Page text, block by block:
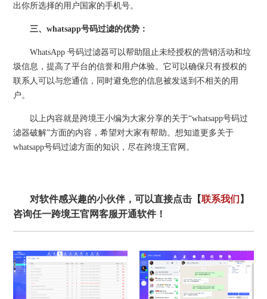
出你所选择的用户国家的手机号。
三、whatsapp号码过滤的优势：
WhatsApp 号码过滤器可以帮助阻止未经授权的营销活动和垃
圾信息，提高了平台的信誉和用户体验。它可以确保只有授权的
联系人可以与您通信，同时避免您的信息被发送到不相关的用
户。
以上内容就是跨境王小编为大家分享的关于“whatsapp号码过
滤器破解”方面的内容，希望对大家有帮助。想知道更多关于
whatsapp号码过滤方面的知识，尽在跨境王官网。
对软件感兴趣的小伙伴，可以直接点击【联系我们 】
咨询任一跨境王官网客服开通软件！